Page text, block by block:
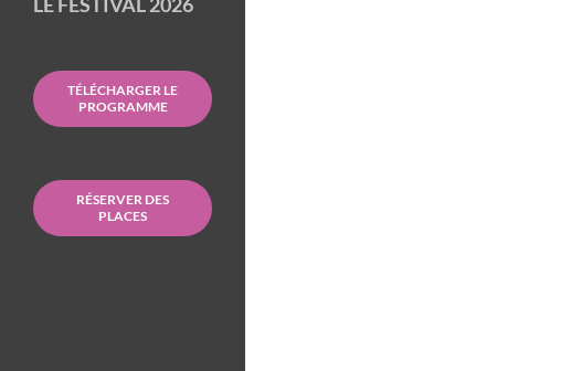
TÉLÉCHARGER LE
PROGRAMME
RÉSERVER DES
PLACES